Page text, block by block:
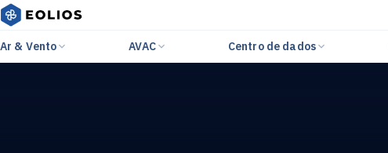
Ar & Vento AVAC Centro de dados